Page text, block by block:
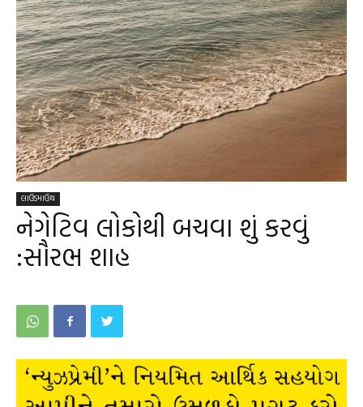
લાઉડમાઉથ
નેગેટિવ લોકોથી બચવા શું કરવું
:સૌરભ શાહ